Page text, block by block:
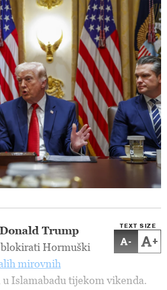
TEXT SIZE
- +
Donald Trump
blokirati Hormuški
mirovnih
Islamabadu tijekom vikenda.